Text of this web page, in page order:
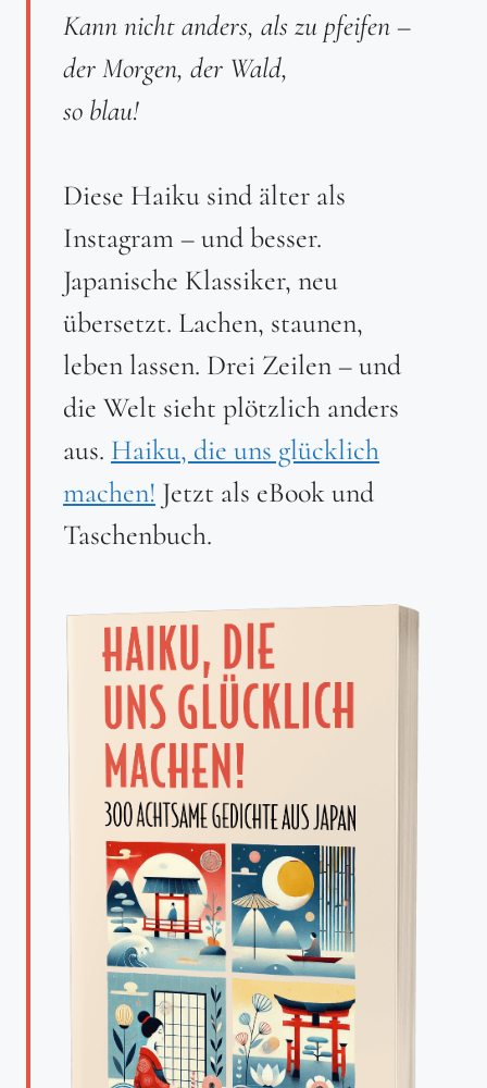
Kann nicht anders, als zu pfeifen –
der Morgen, der Wald,
so blau!
Diese Haiku sind älter als
Instagram – und besser.
Japanische Klassiker, neu
übersetzt. Lachen, staunen,
leben lassen. Drei Zeilen – und
die Welt sieht plötzlich anders
aus. Haiku, die uns glücklich
machen! Jetzt als eBook und
Taschenbuch.